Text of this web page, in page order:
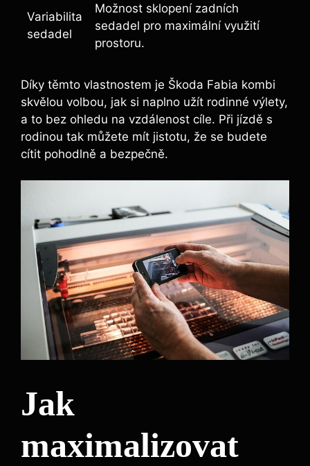
Variabilita
sedadel
Možnost sklopení zadních
sedadel pro maximální využití
prostoru.
Díky těmto vlastnostem je Škoda Fabia kombi
skvělou volbou, jak si naplno užít rodinné výlety,
a to bez ohledu na vzdálenost cíle. Při jízdě s
rodinou tak můžete mít jistotu, že se budete
cítit pohodlně a bezpečně.
Jak
maximalizovat